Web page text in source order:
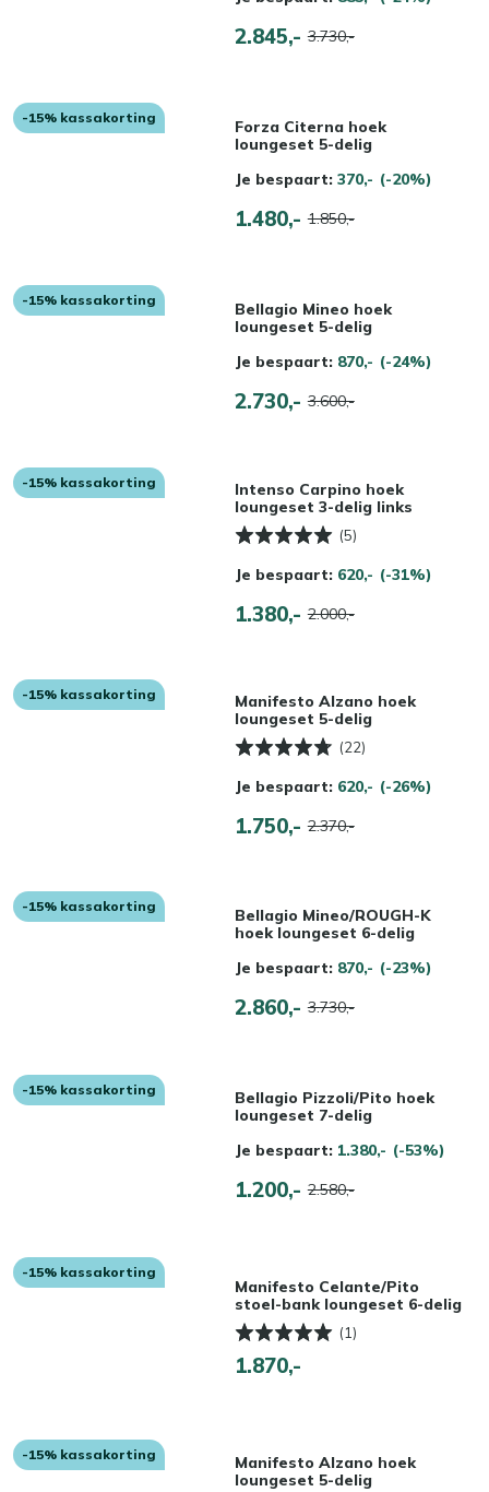
2.845,- 3.730,-
-15% kassakorting
Forza Citerna hoek
loungeset 5-delig
Je bespaart: 370,- (-20%)
1.480,- 1.850,-
-15% kassakorting
Bellagio Mineo hoek
loungeset 5-delig
Je bespaart: 870,- (-24%)
2.730,- 3.600,-
-15% kassakorting
Intenso Carpino hoek
loungeset 3-delig links
(5)
Je bespaart: 620,- (-31%)
1.380,- 2.000,-
-15% kassakorting
Manifesto Alzano hoek
loungeset 5-delig
(22)
Je bespaart: 620,- (-26%)
1.750,- 2.370,-
-15% kassakorting
Bellagio Mineo/ROUGH-K
hoek loungeset 6-delig
Je bespaart: 870,- (-23%)
2.860,- 3.730,-
-15% kassakorting
Bellagio Pizzoli/Pito hoek
loungeset 7-delig
Je bespaart: 1.380,- (-53%)
1.200,- 2.580,-
-15% kassakorting
Manifesto Celante/Pito
stoel-bank loungeset 6-delig
(1)
1.870,-
-15% kassakorting
Manifesto Alzano hoek
loungeset 5-delig